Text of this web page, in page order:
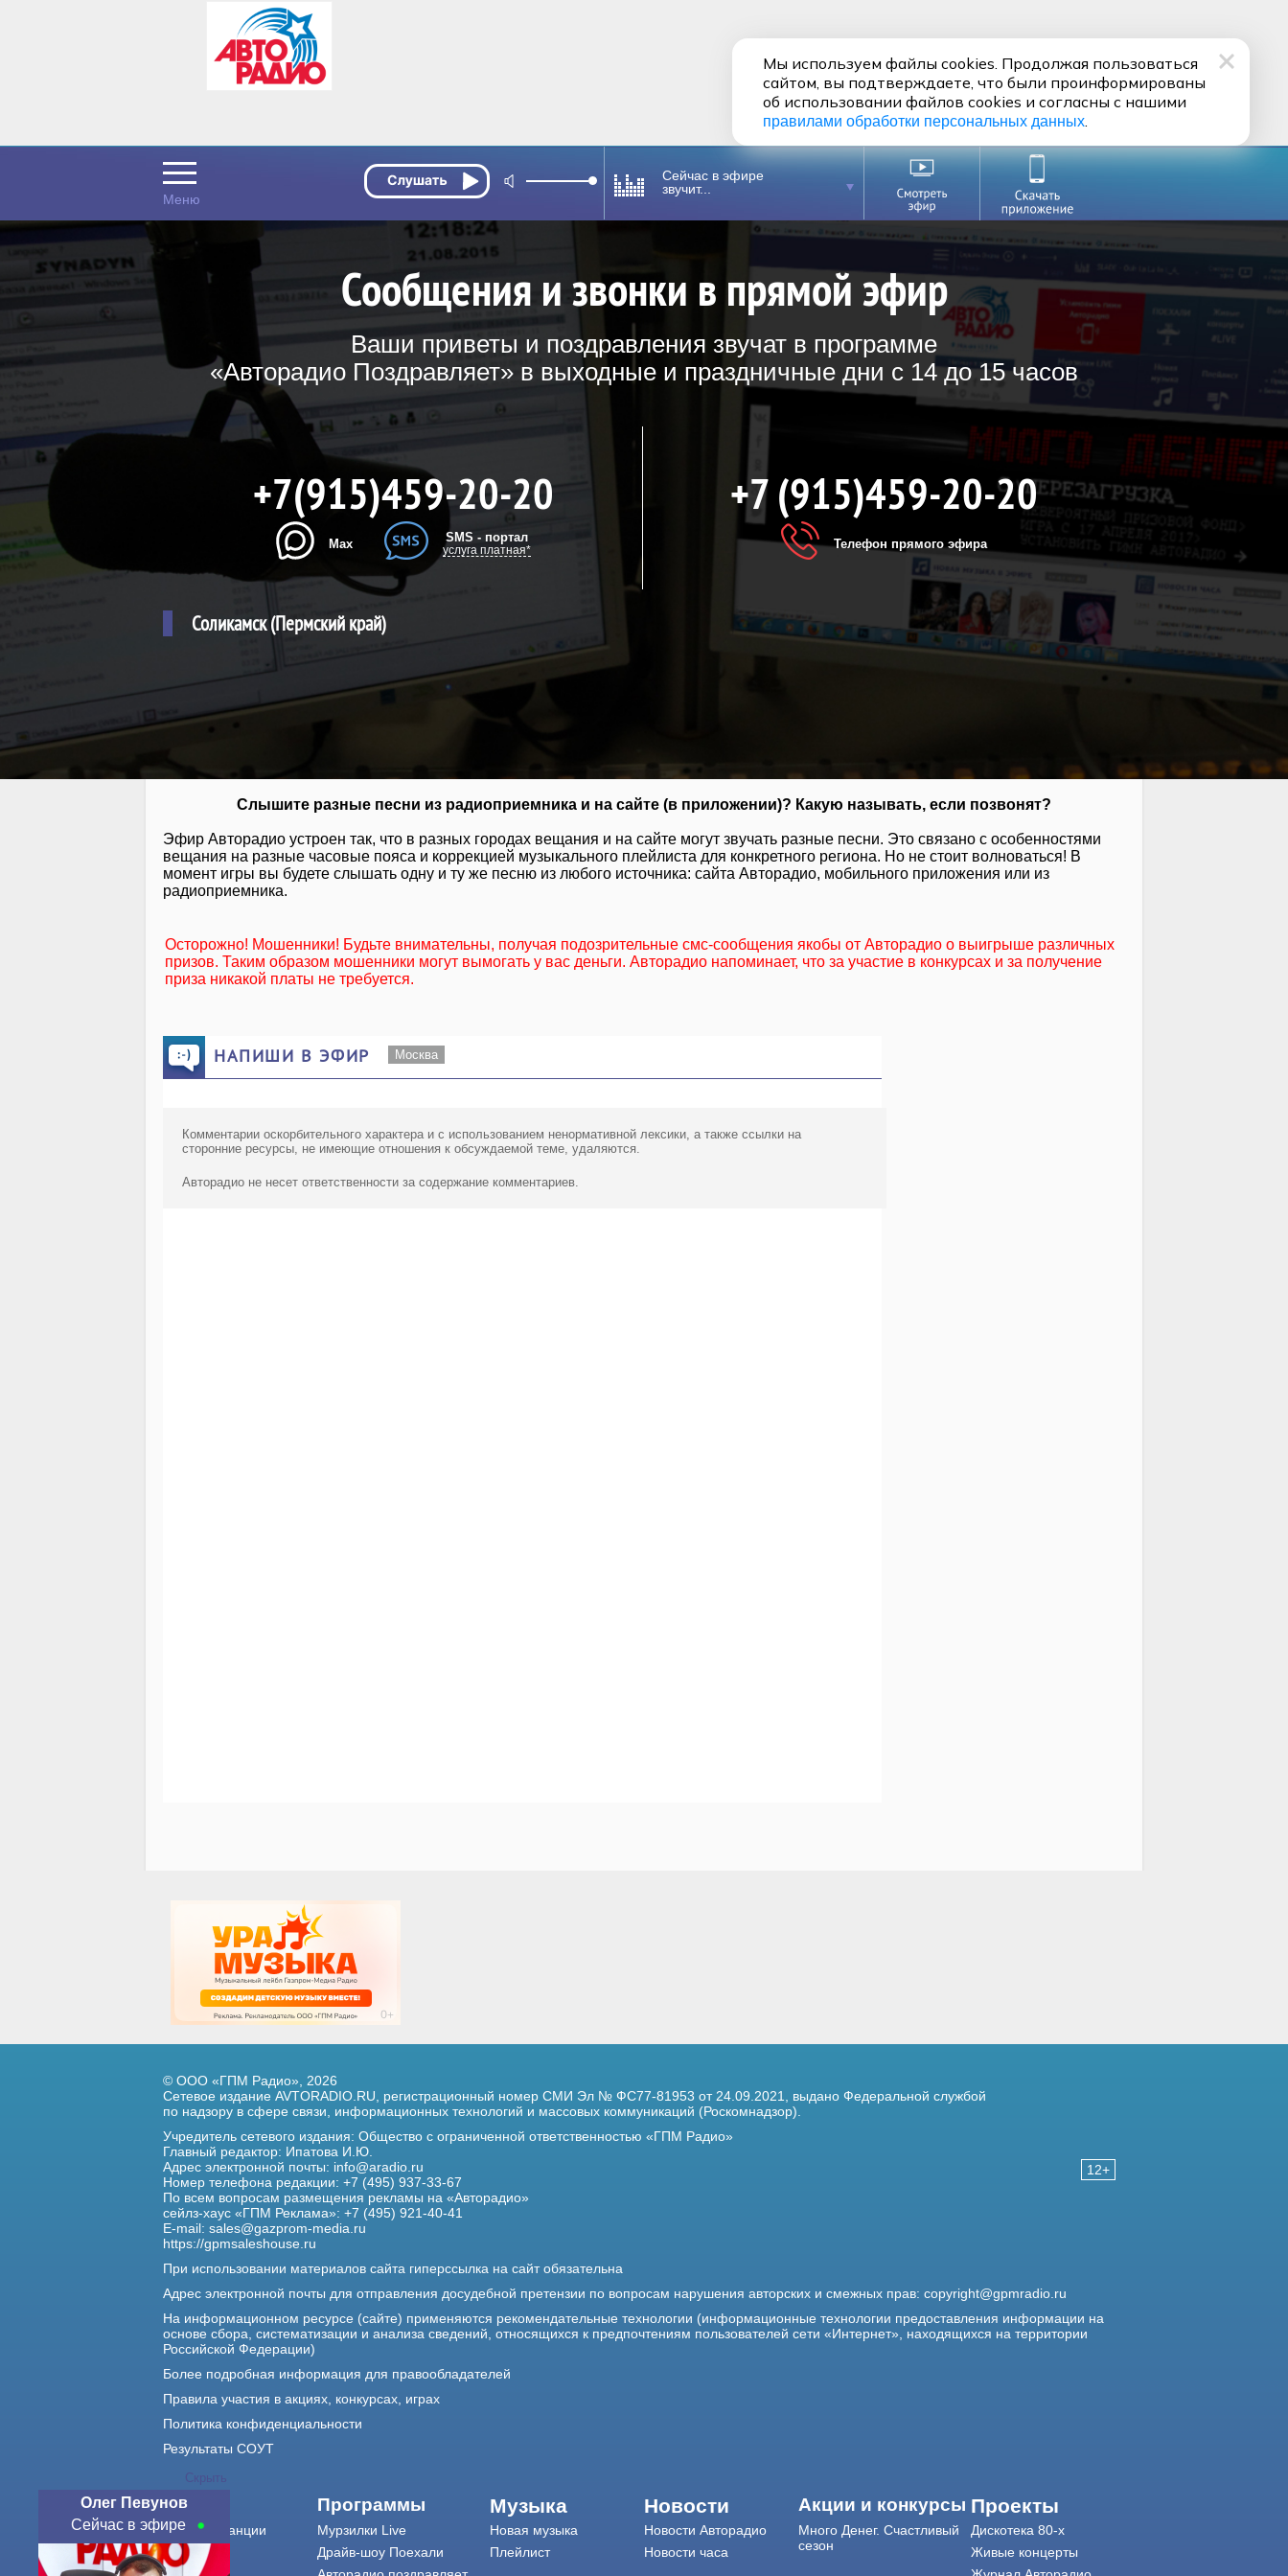
Сейчас в эфире
звучит...
Сообщения и звонки в прямой эфир
Ваши приветы и поздравления звучат в программе
«Авторадио Поздравляет» в выходные и праздничные дни с 14 до 15 часов
+7(915)459-20-20
Max SMS - портал
услуга платная*
+7 (915)459-20-20
Телефон прямого эфира
Соликамск (Пермский край)
Слышите разные песни из радиоприемника и на сайте (в приложении)? Какую называть, если позвонят?
Эфир Авторадио устроен так, что в разных городах вещания и на сайте могут звучать разные песни. Это связано с особенностями
вещания на разные часовые пояса и коррекцией музыкального плейлиста для конкретного региона. Но не стоит волноваться! В
момент игры вы будете слышать одну и ту же песню из любого источника: сайта Авторадио, мобильного приложения или из
радиоприемника.
Осторожно! Мошенники! Будьте внимательны, получая подозрительные смс-сообщения якобы от Авторадио о выигрыше различных
призов. Таким образом мошенники могут вымогать у вас деньги. Авторадио напоминает, что за участие в конкурсах и за получение
приза никакой платы не требуется.
НАПИШИ В ЭФИР Москва
Комментарии оскорбительного характера и с использованием ненормативной лексики, а также ссылки на
сторонние ресурсы, не имеющие отношения к обсуждаемой теме, удаляются.
Авторадио не несет ответственности за содержание комментариев.
Скрыть
Олег Певунов
Сейчас в эфире
12+
© ООО «ГПМ Радио», 2026
Сетевое издание AVTORADIO.RU, регистрационный номер СМИ Эл № ФС77-81953 от 24.09.2021,
выдано Федеральной службой
по надзору в сфере связи,
информационных технологий и массовых коммуникаций (Роскомнадзор).
Учредитель сетевого издания: Общество с ограниченной ответственностью «ГПМ Радио»
Главный редактор: Ипатова И.Ю.
Адрес электронной почты: info@aradio.ru
Номер телефона редакции: +7 (495) 937-33-67
По всем вопросам размещения рекламы на «Авторадио»
сейлз-хаус «ГПМ Реклама»: +7 (495) 921-40-41
E-mail: sales@gazprom-media.ru
https://gpmsaleshouse.ru
При использовании материалов сайта гиперссылка на сайт обязательна
Адрес электронной почты для отправления досудебной претензии по вопросам нарушения авторских и смежных прав: copyright@gpmradio.ru
На информационном ресурсе (сайте) применяются рекомендательные технологии (информационные технологии предоставления информации на
основе сбора, систематизации и анализа сведений, относящихся к предпочтениям пользователей сети «Интернет», находящихся на территории
Российской Федерации)
Более подробная информация для правообладателей
Правила участия в акциях, конкурсах, играх
Политика конфиденциальности
Результаты СОУТ
О нас
О радиостанции
Команда
Программы
Мурзилки Live
Драйв-шоу Поехали
Музыка
Новая музыка
Плейлист
Новости
Новости Авторадио
Новости часа
Акции и конкурсы
Много Денег. Счастливый
сезон
Проекты
Дискотека 80-х
Живые концерты
Мы используем файлы cookies. Продолжая пользоваться
сайтом, вы подтверждаете, что были проинформированы
об использовании файлов cookies и согласны с нашими
правилами обработки персональных данных.